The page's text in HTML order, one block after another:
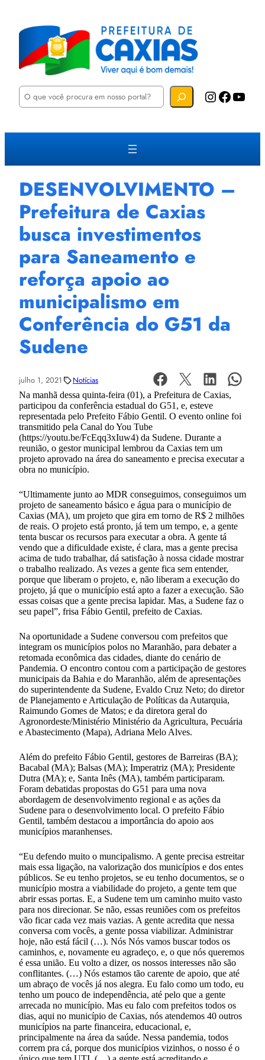
P
u
a
Instagram Facebook YouTube
DESENVOLVIMENTO –
Prefeitura de Caxias
busca investimentos
para Saneamento e
reforça apoio ao
municipalismo em
Conferência do G51 da
Sudene
julho 1, 2021 Notícias
Na manhã dessa quinta-feira (01), a Prefeitura de Caxias,
participou da conferência estadual do G51, e, esteve
representada pelo Prefeito Fábio Gentil. O evento online foi
transmitido pela Canal do You Tube
(https://youtu.be/FcEqq3xIuw4) da Sudene. Durante a
reunião, o gestor municipal lembrou da Caxias tem um
projeto aprovado na área do saneamento e precisa executar a
obra no município.
“Ultimamente junto ao MDR conseguimos, conseguimos um
projeto de saneamento básico e água para o município de
Caxias (MA), um projeto que gira em torno de R$ 2 milhões
de reais. O projeto está pronto, já tem um tempo, e, a gente
tenta buscar os recursos para executar a obra. A gente tá
vendo que a dificuldade existe, é clara, mas a gente precisa
acima de tudo trabalhar, dá satisfação à nossa cidade mostrar
o trabalho realizado. As vezes a gente fica sem entender,
porque que liberam o projeto, e, não liberam a execução do
projeto, já que o município está apto a fazer a execução. São
essas coisas que a gente precisa lapidar. Mas, a Sudene faz o
seu papel”, frisa Fábio Gentil, prefeito de Caxias.
Na oportunidade a Sudene conversou com prefeitos que
integram os municípios polos no Maranhão, para debater a
retomada econômica das cidades, diante do cenário de
Pandemia. O encontro contou com a participação de gestores
municipais da Bahia e do Maranhão, além de apresentações
do superintendente da Sudene, Evaldo Cruz Neto; do diretor
de Planejamento e Articulação de Políticas da Autarquia,
Raimundo Gomes de Matos; e da diretora geral do
Agronordeste/Ministério Ministério da Agricultura, Pecuária
e Abastecimento (Mapa), Adriana Melo Alves.
Além do prefeito Fábio Gentil, gestores de Barreiras (BA);
Bacabal (MA); Balsas (MA); Imperatriz (MA); Presidente
Dutra (MA); e, Santa Inês (MA), também participaram.
Foram debatidas propostas do G51 para uma nova
abordagem de desenvolvimento regional e as ações da
Sudene para o desenvolvimento local. O prefeito Fábio
Gentil, também destacou a importância do apoio aos
municípios maranhenses.
“Eu defendo muito o muncipalismo. A gente precisa estreitar
mais essa ligação, na valorização dos municípios e dos entes
públicos. Se eu tenho projetos, se eu tenho documentos, se o
município mostra a viabilidade do projeto, a gente tem que
abrir essas portas. E, a Sudene tem um caminho muito vasto
para nos direcionar. Se não, essas reuniões com os prefeitos
vão ficar cada vez mais vazias. A gente acredita que nessa
conversa com vocês, a gente possa viabilizar. Administrar
hoje, não está fácil (…). Nós Nós vamos buscar todos os
caminhos, e, novamente eu agradeço, e, o que nós queremos
é essa união. Eu volto a dizer, os nossos interesses não são
conflitantes. (…) Nós estamos tão carente de apoio, que até
um abraço de vocês já nos alegra. Eu falo como um todo, eu
tenho um pouco de independência, até pelo que a gente
arrecada no município. Mas eu falo com prefeitos todos os
dias, aqui no município de Caxias, nós atendemos 40 outros
municípios na parte financeira, educacional, e,
principalmente na área da saúde. Nessa pandemia, todos
correm pra cá, porque dos municípios vizinhos, o nosso é o